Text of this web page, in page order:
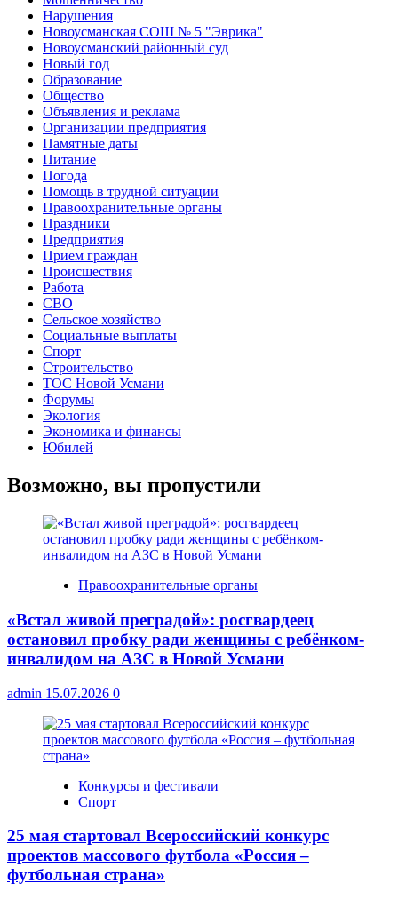
Нарушения
Новоусманская СОШ № 5 "Эврика"
Новоусманский районный суд
Новый год
Образование
Общество
Объявления и реклама
Организации предприятия
Памятные даты
Питание
Погода
Помощь в трудной ситуации
Правоохранительные органы
Праздники
Предприятия
Прием граждан
Происшествия
Работа
СВО
Сельское хозяйство
Социальные выплаты
Спорт
Строительство
ТОС Новой Усмани
Форумы
Экология
Экономика и финансы
Юбилей
Возможно, вы пропустили
Правоохранительные органы
«Встал живой преградой»: росгвардеец
остановил пробку ради женщины с ребёнком-
инвалидом на АЗС в Новой Усмани
admin 15.07.2026 0
Конкурсы и фестивали
Спорт
25 мая стартовал Всероссийский конкурс
проектов массового футбола «Россия –
футбольная страна»